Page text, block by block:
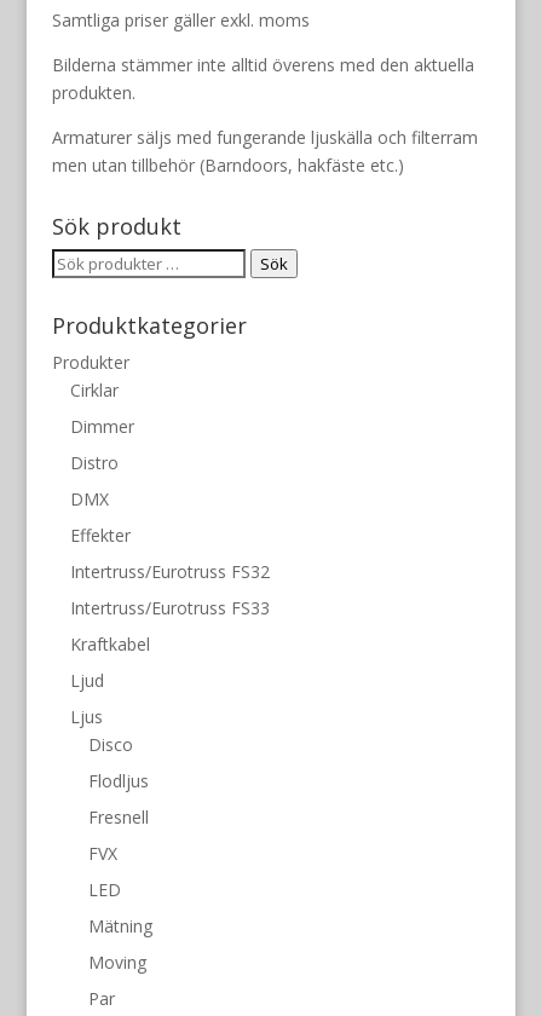
Samtliga priser gäller exkl. moms
Bilderna stämmer inte alltid överens med den aktuella
produkten.
Armaturer säljs med fungerande ljuskälla och filterram
men utan tillbehör (Barndoors, hakfäste etc.)
Sök produkt
Sök
Sök
Produktkategorier
Produkter
Cirklar
Dimmer
Distro
DMX
Effekter
Intertruss/Eurotruss FS32
Intertruss/Eurotruss FS33
Kraftkabel
Ljud
Ljus
Disco
Flodljus
Fresnell
FVX
LED
Mätning
Moving
Par